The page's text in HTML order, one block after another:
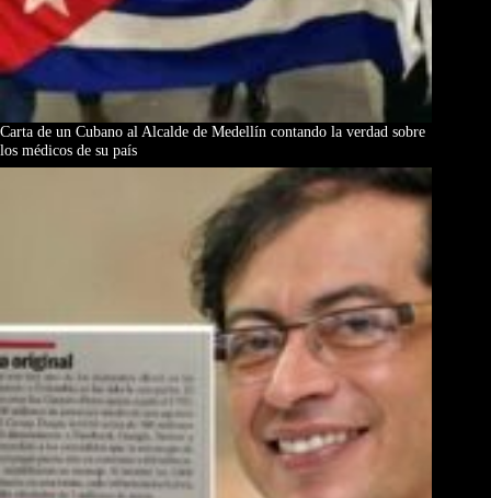
Carta de un Cubano al Alcalde de Medellín contando la verdad sobre
los médicos de su país